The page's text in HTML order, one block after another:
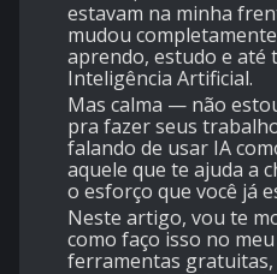
estavam na minha
mudou
aprendo, estudo e até
Inteligência Artificial.
Mas calma — não
pra fazer seus
falando de usar IA
aquele que te ajuda a
o esforço que você já
Neste artigo, vou te
como faço isso no
ferramentas